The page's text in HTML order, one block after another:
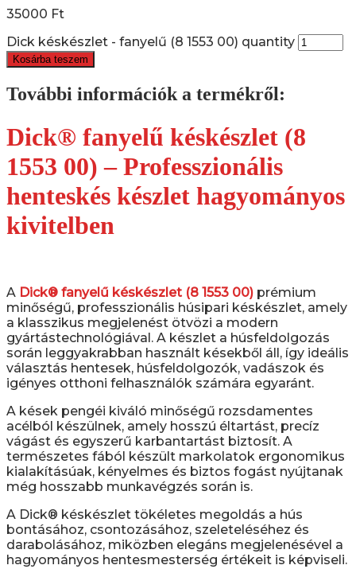
35000 Ft
Dick késkészlet - fanyelű (8 1553 00) quantity
Kosárba teszem
További információk a termékről:
Dick® fanyelű késkészlet (8
1553 00) – Professzionális
henteskés készlet hagyományos
kivitelben
A Dick® fanyelű késkészlet (8 1553 00) prémium
minőségű, professzionális húsipari késkészlet, amely
a klasszikus megjelenést ötvözi a modern
gyártástechnológiával. A készlet a húsfeldolgozás
során leggyakrabban használt késekből áll, így ideális
választás hentesek, húsfeldolgozók, vadászok és
igényes otthoni felhasználók számára egyaránt.
A kések pengéi kiváló minőségű rozsdamentes
acélból készülnek, amely hosszú éltartást, precíz
vágást és egyszerű karbantartást biztosít. A
természetes fából készült markolatok ergonomikus
kialakításúak, kényelmes és biztos fogást nyújtanak
még hosszabb munkavégzés során is.
A Dick® késkészlet tökéletes megoldás a hús
bontásához, csontozásához, szeleteléséhez és
darabolásához, miközben elegáns megjelenésével a
hagyományos hentesmesterség értékeit is képviseli.